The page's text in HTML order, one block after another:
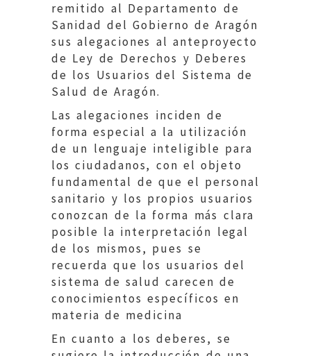
remitido al Departamento de
Sanidad del Gobierno de Aragón
sus alegaciones al anteproyecto
de Ley de Derechos y Deberes
de los Usuarios del Sistema de
Salud de Aragón.
Las alegaciones inciden de
forma especial a la utilización
de un lenguaje inteligible para
los ciudadanos, con el objeto
fundamental de que el personal
sanitario y los propios usuarios
conozcan de la forma más clara
posible la interpretación legal
de los mismos, pues se
recuerda que los usuarios del
sistema de salud carecen de
conocimientos específicos en
materia de medicina
En cuanto a los deberes, se